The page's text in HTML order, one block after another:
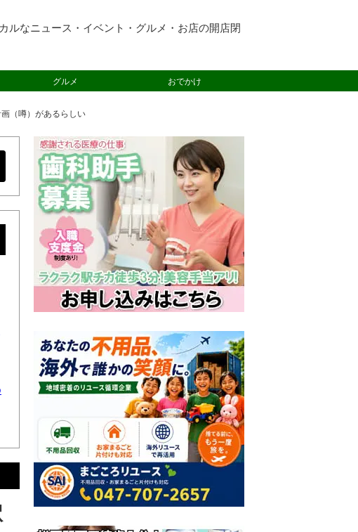
ルなニュース・イベント・グルメ・お店の開店閉
グルメ おでかけ
（噂）があるらしい